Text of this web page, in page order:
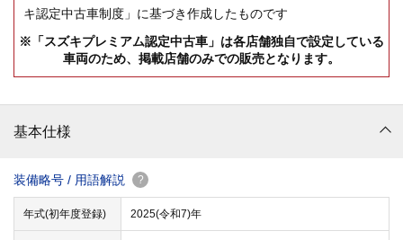
キ認定中古車制度」に基づき作成したものです
※「スズキプレミアム認定中古車」は各店舗独自で設定している
車両のため、掲載店舗のみでの販売となります。
基本仕様
装備略号 / 用語解説 ?
年式(初年度登録) 2025(令和7)年